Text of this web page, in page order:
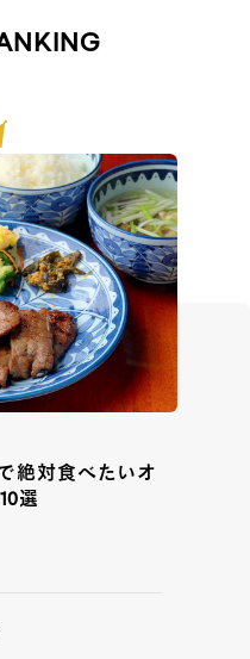
絶対食べたいオ
選